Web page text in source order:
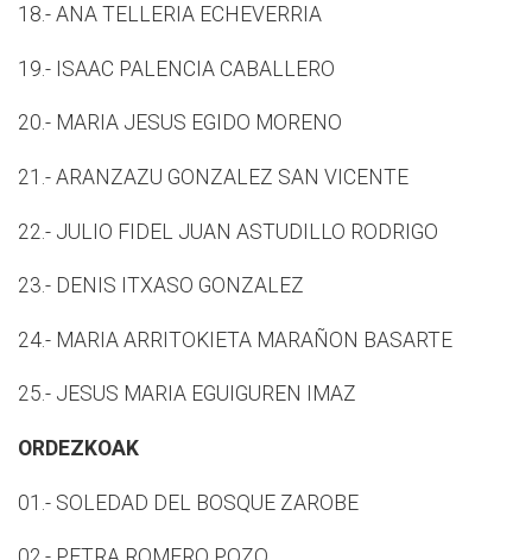
18.- ANA TELLERIA ECHEVERRIA
19.- ISAAC PALENCIA CABALLERO
20.- MARIA JESUS EGIDO MORENO
21.- ARANZAZU GONZALEZ SAN VICENTE
22.- JULIO FIDEL JUAN ASTUDILLO RODRIGO
23.- DENIS ITXASO GONZALEZ
24.- MARIA ARRITOKIETA MARAÑON BASARTE
25.- JESUS MARIA EGUIGUREN IMAZ
ORDEZKOAK
01.- SOLEDAD DEL BOSQUE ZAROBE